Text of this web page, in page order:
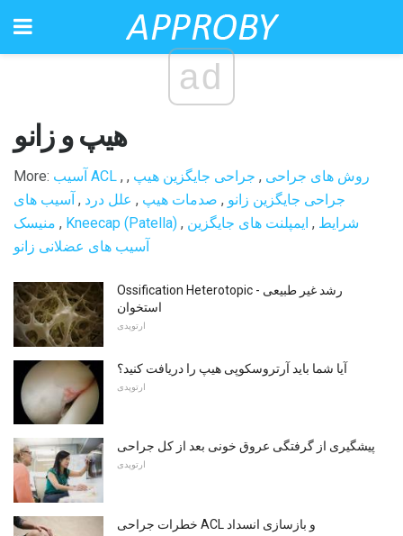
ad
هیپ و زانو
More: آسیب ACL , روش های جراحی , جراحی جایگزین هیپ ,
جراحی جایگزین زانو , صدمات هیپ , علل درد , آسیب های
منیسک , Kneecap (Patella) شرایط , ایمپلنت های جایگزین ,
آسیب های عضلانی زانو
Ossification Heterotopic - رشد غیر طبیعی
استخوان
ارتوپدی
آیا شما باید آرتروسکوپی هیپ را دریافت کنید؟
ارتوپدی
پیشگیری از گرفتگی عروق خونی بعد از کل جراحی
ارتوپدی
خطرات جراحی ACL و بازسازی انسداد